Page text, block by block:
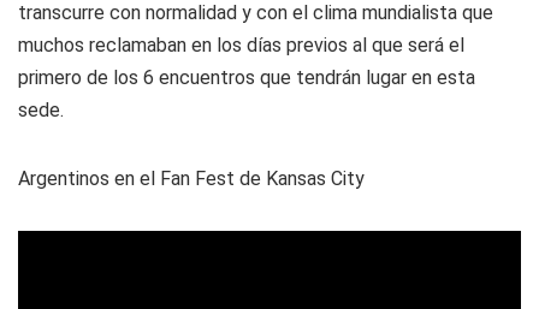
transcurre con normalidad y con el clima mundialista que
muchos reclamaban en los días previos al que será el
primero de los 6 encuentros que tendrán lugar en esta
sede.
Argentinos en el Fan Fest de Kansas City